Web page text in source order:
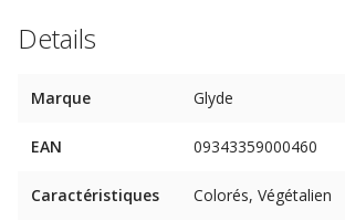
Details
Marque Glyde
EAN 09343359000460
Caractéristiques Colorés, Végétalien